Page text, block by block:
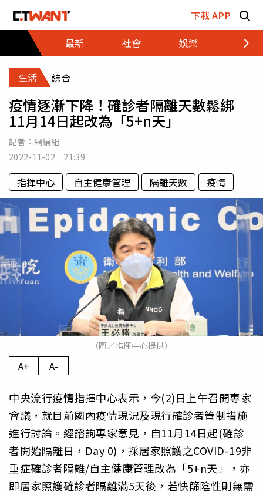
下載 APP
最新
社會 娛樂 財經
生活 綜合
疫情逐漸下降！確診者隔離天數鬆綁
11月14日起改為「5+n天」
記者： 網編組
2022-11-02 21:39
指揮中心 自主健康管理 隔離天數 疫情
（圖／指揮中心提供）
A+ A-
中央流行疫情指揮中心表示，今(2)日上午召開專家
會議，就目前國內疫情現況及現行確診者管制措施
進行討論。經諮詢專家意見，自11月14日起(確診
者開始隔離日，Day 0)，採居家照護之COVID-19非
重症確診者隔離/自主健康管理改為「5+n天」，亦
即居家照護確診者隔離滿5天後，若快篩陰性則無需